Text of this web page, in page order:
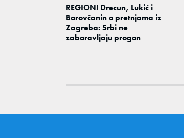
REGION! Drecun, Lukić i
Borovčanin o pretnjama iz
Zagreba: Srbi ne
zaboravljaju progon